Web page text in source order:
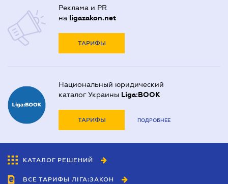
Реклама и PR
на ligazakon.net
ТАРИФЫ
Национальный юридический
каталог Украины Liga:BOOK
ТАРИФЫ ПОДРОБНЕЕ
КАТАЛОГ РЕШЕНИЙ
ВСЕ ТАРИФЫ ЛІГА:ЗАКОН